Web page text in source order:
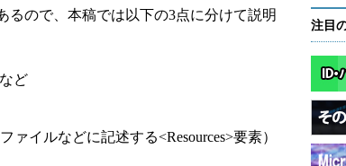
ので、本稿では以下の3点に分けて説明
ど
イルなどに記述する<Resources>要素）
注目